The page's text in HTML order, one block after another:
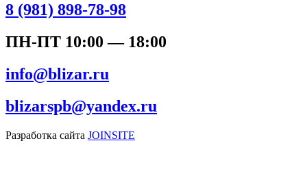
8 (981) 898-78-98
ПН-ПТ 10:00 — 18:00
info@blizar.ru
blizarspb@yandex.ru
Разработка сайта JOINSITE